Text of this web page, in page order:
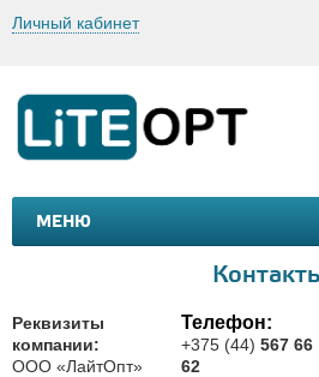
Личный кабинет
МЕНЮ
МАШИНКИ И МОТОЦИКЛЫ
Реквизиты
компании:
ООО «ЛайтОпт»
Телефон:
+375 (44)567 66
62